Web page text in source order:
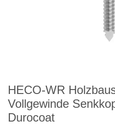
HECO-WR
Vollgewinde
Durocoat